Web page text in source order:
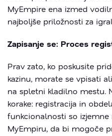
MyEmpire ena izmed
najboljše priložnosti za
Zapisanje se: Proces
Prav zato, ko poskusite
kazinu, morate se vpisati
na spletni kladilno mestu.
korake: registracija in
funkcionalnosti so izjemne
MyEmpiru, da bi mogoče